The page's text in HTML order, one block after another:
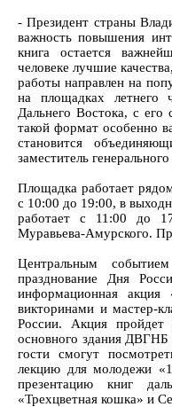
- Президент страны
важность повышения
книга остается
человеке лучшие
работы направлен на
на площадках летнего
Дальнего Востока, с
такой формат особенно
становится
заместитель
Площадка работает
с 10:00 до 19:00, в
работает с 11:00 до
Муравьева-Амурского.
Центральным
празднование Дня
информационная
викторинами и мастер-
России. Акция
основного здания ДВГНБ
гости смогут
лекцию для молодежи
презентацию книг
«Трехцветная кошка» и